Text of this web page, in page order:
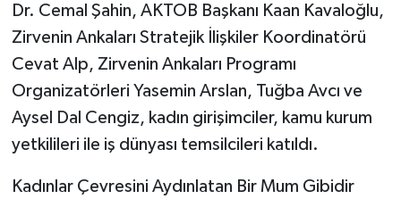
Dr. Cemal Şahin, AKTOB Başkanı Kaan Kavaloğlu,
Zirvenin Ankaları Stratejik İlişkiler Koordinatörü
Cevat Alp, Zirvenin Ankaları Programı
Organizatörleri Yasemin Arslan, Tuğba Avcı ve
Aysel Dal Cengiz, kadın girişimciler, kamu kurum
yetkilileri ile iş dünyası temsilcileri katıldı.
Kadınlar Çevresini Aydınlatan Bir Mum Gibidir